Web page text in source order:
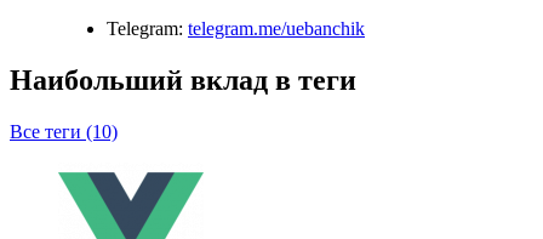
Telegram: telegram.me/uebanchik
Наибольший вклад в теги
Все теги (10)